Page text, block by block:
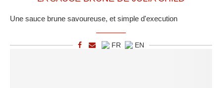
Une sauce brune savoureuse, et simple d'execution
FR EN